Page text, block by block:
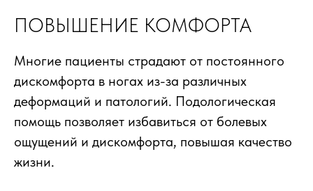
ПОВЫШЕНИЕ КОМФОРТА
Многие пациенты страдают от постоянного
дискомфорта в ногах из-за различных
деформаций и патологий. Подологическая
помощь позволяет избавиться от болевых
ощущений и дискомфорта, повышая качество
жизни.